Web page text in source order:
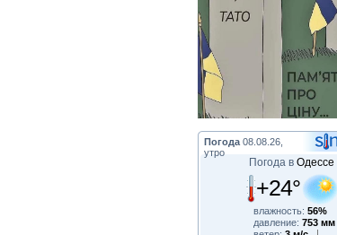
Погода 08.08.26,
утро
Погода в Одессе
+24°
влажность: 56%
давление: 753 мм